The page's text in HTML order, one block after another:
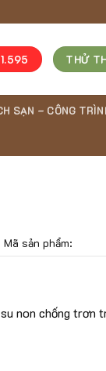
THỬ
SẠN – CÔNG
Mã sản phẩm:
non chống trơn